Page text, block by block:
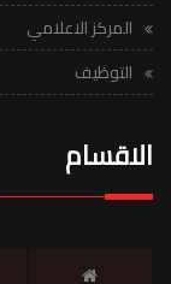
المركز الاعلامي
التوظيف
الاقسام